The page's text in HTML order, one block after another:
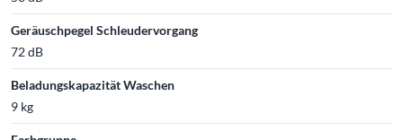
Geräuschpegel Schleudervorgang
72 dB
Beladungskapazität Waschen
9 kg